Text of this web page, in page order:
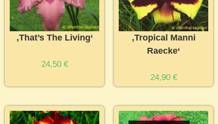
‚That’s The Living‘
24,50 €
‚Tropical Manni
Raecke‘
24,90 €